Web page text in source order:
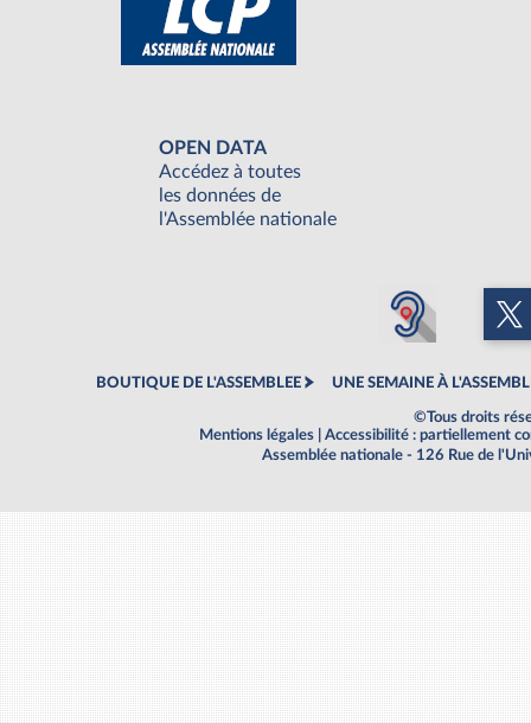
OPEN DATA
Accédez à toutes
les données de
l'Assemblée nationale
BOUTIQUE DE L'ASSEMBLEE UNE SEMAINE À
©Tous droits
Mentions légales
Accessibilité : partiellement
Assemblée nationale - 126 Rue de